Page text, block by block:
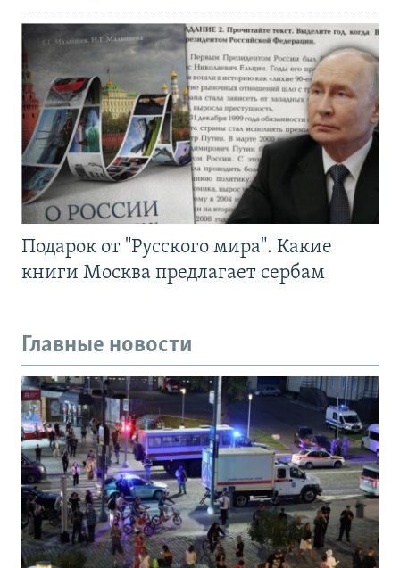
Подарок от "Русского мира". Какие
книги Москва предлагает сербам
Главные новости